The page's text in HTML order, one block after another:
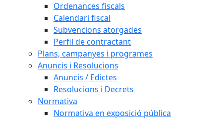
Ordenances fiscals
Calendari fiscal
Subvencions atorgades
Perfil de contractant
Plans, campanyes i programes
Anuncis i Resolucions
Anuncis / Edictes
Resolucions i Decrets
Normativa
Normativa en exposició pública